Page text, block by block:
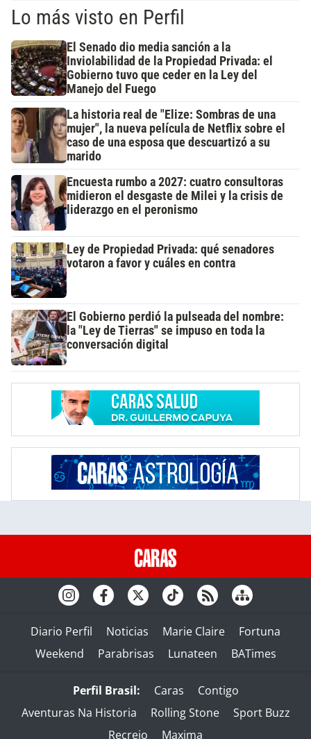
Lo más visto en Perfil
El Senado dio media sanción a la
Inviolabilidad de la Propiedad Privada: el
Gobierno tuvo que ceder en la Ley del
Manejo del Fuego
La historia real de "Elize: Sombras de una
mujer", la nueva película de Netflix sobre el
caso de una esposa que descuartizó a su
marido
Encuesta rumbo a 2027: cuatro consultoras
midieron el desgaste de Milei y la crisis de
liderazgo en el peronismo
Ley de Propiedad Privada: qué senadores
votaron a favor y cuáles en contra
El Gobierno perdió la pulseada del nombre:
la "Ley de Tierras" se impuso en toda la
conversación digital
Diario Perfil Noticias Marie Claire
Fortuna
Weekend
Parabrisas Lunateen BATimes
Perfil Brasil: Caras
Contigo
Aventuras Na Historia
Rolling Stone
Sport Buzz
Recreio
Maxima